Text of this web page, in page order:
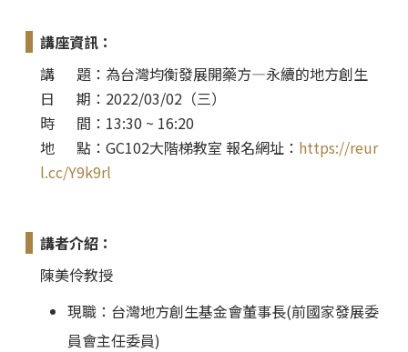
講座資訊：
講 題： 為台灣均衡發展開藥方—永續的地方創生
日 期： 2022/03/02（三）
時 間： 13:30 ~ 16:20
地 點： GC102大階梯教室 報名網址： https://reur
l.cc/Y9k9rl
講者介紹：
陳美伶教授
現職：台灣地方創生基金會董事長(前國家發展委
員會主任委員)